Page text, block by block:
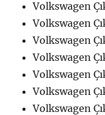
Volkswagen
Volkswagen
Volkswagen
Volkswagen
Volkswagen
Volkswagen
Volkswagen